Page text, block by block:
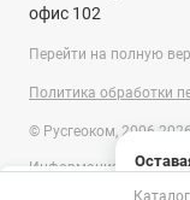
на
офис 102
Перейти на полную
Политика обработки
© Русгеоком, 2006-2026
Информация на сайте
публичной офертой,
Каталог